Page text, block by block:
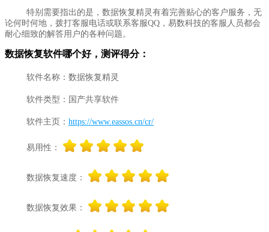
特别需要指出的是，数据恢复精灵有着完善贴心的客户服务，无
论何时何地，拨打客服电话或联系客服QQ，易数科技的客服人员都会
耐心细致的解答用户的各种问题。
数据恢复软件哪个好，测评得分：
软件名称：数据恢复精灵
软件类型：国产共享软件
软件主页： https://www.eassos.cn/cr/
易用性：
数据恢复速度：
数据恢复效果：